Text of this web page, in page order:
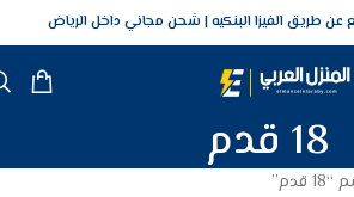
شحن مجاني داخل الرياض
18 قدم